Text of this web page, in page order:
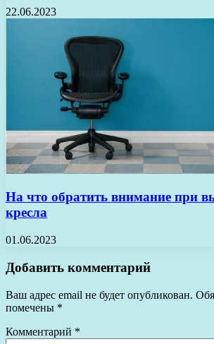
22.06.2023
На что обратить внимание при
кресла
01.06.2023
Добавить комментарий
Ваш адрес email не будет опубликован.
помечены *
Комментарий *